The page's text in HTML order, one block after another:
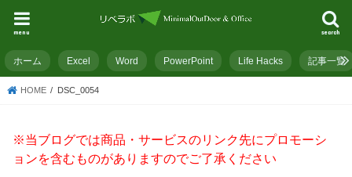
search
menu
ホーム Excel Word PowerPoint Life Hacks 記事一覧
HOME DSC_0054
※当ブログでは商品・サービスのリンク先にプロモーシ
ョンを含むものがありますのでご了承ください